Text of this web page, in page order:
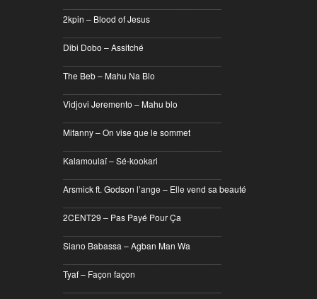
2kpin – Blood of Jesus
Dibi Dobo – Assitché
The Beb – Mahu Na Blo
Vidjovi Jeremento – Mahu blo
Mifanny – On vise que le sommet
Kalamoulaï – Sé-kookari
Arsmick ft. Godson l’ange – Elle vend sa beauté
2CENT29 – Pas Payé Pour Ça
Siano Babassa – Agban Man Wa
Tyaf – Façon façon